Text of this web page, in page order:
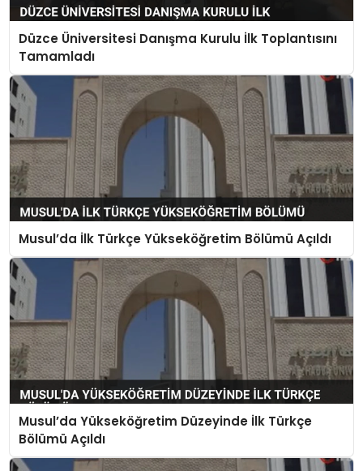
Düzce Üniversitesi Danışma Kurulu İlk Toplantısını
Tamamladı
Musul’da İlk Türkçe Yükseköğretim Bölümü Açıldı
Musul’da Yükseköğretim Düzeyinde İlk Türkçe
Bölümü Açıldı